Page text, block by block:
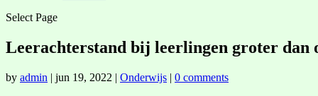
Select Page
Leerachterstand bij leerlingen groter dan
by admin | jun 19, 2022 | Onderwijs | 0 comments